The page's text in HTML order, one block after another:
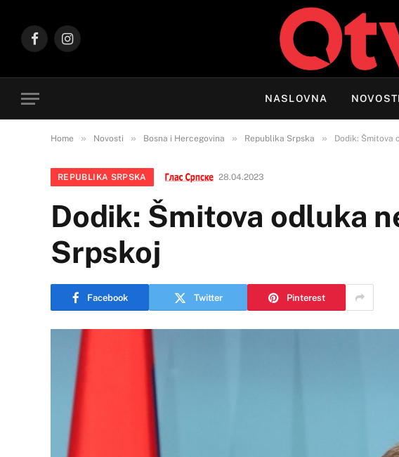
FacebookInstagram
NASLOVNA NOVOSTI
Home » Novosti » Bosna i Hercegovina » Republika Srpska » Dodik: Šmitova
REPUBLIKA SRPSKA 28.04.2023
Dodik: Šmitova odluka
Srpskoj
Facebook Twitter Pinterest